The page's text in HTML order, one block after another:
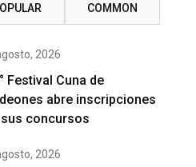
COMMON
2026
Festival Cuna de
abre inscripciones
concursos
2026